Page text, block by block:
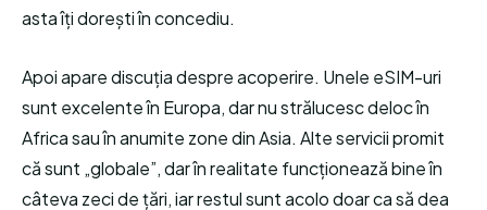
asta îți dorești în concediu.
Apoi apare discuția despre acoperire. Unele eSIM-uri
sunt excelente în Europa, dar nu strălucesc deloc în
Africa sau în anumite zone din Asia. Alte servicii promit
că sunt „globale”, dar în realitate funcționează bine în
câteva zeci de țări, iar restul sunt acolo doar ca să dea